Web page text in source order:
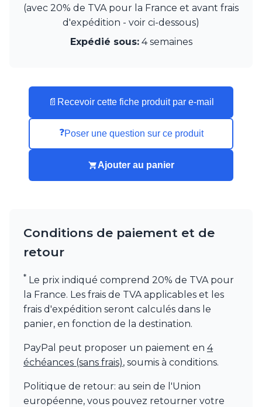
(avec 20% de TVA pour la France et avant frais
d'expédition - voir ci-dessous)
Expédié sous:4 semaines
📄 Recevoir cette fiche produit par e-mail
❓Poser une question sur ce produit
Ajouter au panier
Conditions de paiement et de
retour
* Le prix indiqué comprend 20% de TVA pour
la France. Les frais de TVA applicables et les
frais d'expédition seront calculés dans le
panier, en fonction de la destination.
PayPal peut proposer un paiement en 4
échéances (sans frais), soumis à conditions.
Politique de retour: au sein de l'Union
européenne, vous pouvez retourner votre